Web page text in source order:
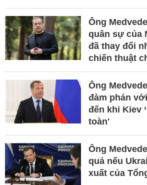
Ông
quân sự của
đã thay đổi
chiến thuật
Ông
đàm phán
đến khi Kiev
toàn'
Ông
quả nếu
xuất của